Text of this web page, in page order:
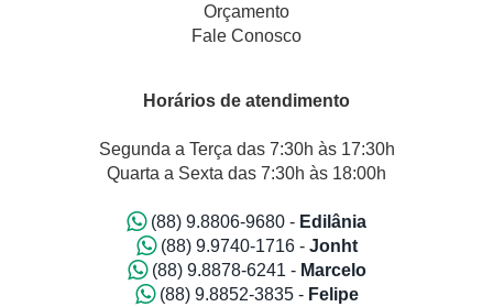
Orçamento
Fale Conosco
Horários de atendimento
Segunda a Terça das 7:30h às 17:30h
Quarta a Sexta das 7:30h às 18:00h
(88) 9.8806-9680 - Edilânia
(88) 9.9740-1716 - Jonht
(88) 9.8878-6241 - Marcelo
(88) 9.8852-3835 - Felipe